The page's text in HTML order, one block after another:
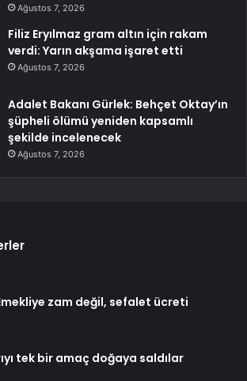
Ağustos 7, 2026
Filiz Eryılmaz gram altın için rakam
verdi: Yarın akşama işaret etti
Ağustos 7, 2026
Adalet Bakanı Gürlek: Behçet Oktay’ın
şüpheli ölümü yeniden kapsamlı
şekilde incelenecek
Ağustos 7, 2026
zam değil, sefalet ücreti
tek bir amaç doğaya saldılar